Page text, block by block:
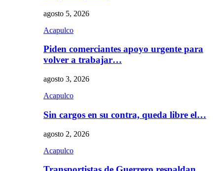
agosto 5, 2026
Acapulco
Piden comerciantes apoyo urgente para
volver a trabajar…
agosto 3, 2026
Acapulco
Sin cargos en su contra, queda libre el…
agosto 2, 2026
Acapulco